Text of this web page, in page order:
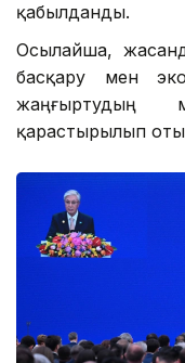
қабылданды.
Осылайша,
басқару мен
жаңғыртудың
қарастырылып